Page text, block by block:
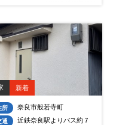
新着
所 奈良市般若寺町
通
近鉄奈良駅よりバス約７